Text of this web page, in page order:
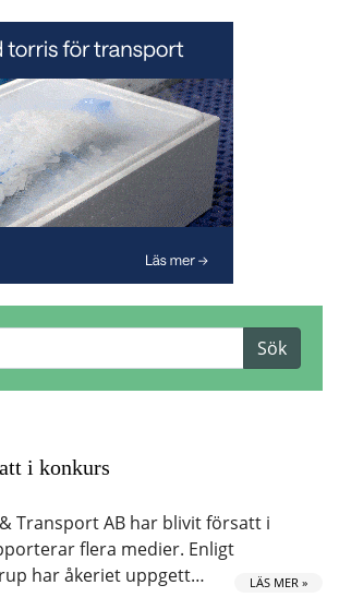
i konkurs
Transport AB har blivit försatt i
flera medier. Enligt
har åkeriet uppgett…
LÄS MER »